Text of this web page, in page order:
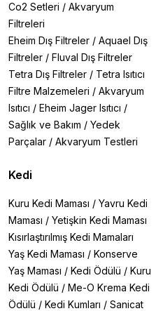
Co2 Setleri / Akvaryum
Filtreleri
Eheim Dış Filtreler / Aquael Dış
Filtreler / Fluval Dış Filtreler
Tetra Dış Filtreler / Tetra Isıtıcı
Filtre Malzemeleri / Akvaryum
Isıtıcı / Eheim Jager Isıtıcı /
Sağlık ve Bakım / Yedek
Parçalar / Akvaryum Testleri
Kedi
Kuru Kedi Maması / Yavru Kedi
Maması / Yetişkin Kedi Maması
Kısırlaştırılmış Kedi Mamaları
Yaş Kedi Maması / Konserve
Yaş Maması / Kedi Ödülü / Kuru
Kedi Ödülü / Me-O Krema Kedi
Ödülü / Kedi Kumları / Sanicat